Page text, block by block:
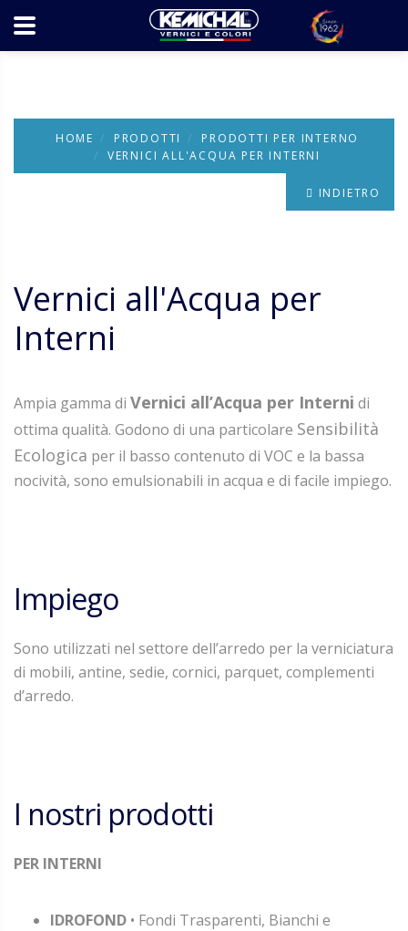
HOME PRODOTTI
PRODOTTI PER INTERNO
VERNICI ALL'ACQUA PER INTERNI
INDIETRO
Vernici all'Acqua per
Interni
Ampia gamma di Vernici all’Acqua per Interni di
ottima qualità. Godono di una particolare Sensibilità
Ecologica per il basso contenuto di VOC e la bassa
nocività, sono emulsionabili in acqua e di facile impiego.
Impiego
Sono utilizzati nel settore dell’arredo per la verniciatura
di mobili, antine, sedie, cornici, parquet, complementi
d’arredo.
I nostri prodotti
PER INTERNI
IDROFOND • Fondi Trasparenti, Bianchi e